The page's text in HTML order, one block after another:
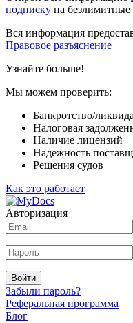
подписку на безлимитные
Вся информация
Правовое разъяснение
Узнайте больше!
Мы можем проверить:
Банкротство/
Налоговая
Наличие лицензий
Надежность
Решения судов
Как это работает
Авторизация
Войти
Забыли пароль?
Реферальная программа
Блог